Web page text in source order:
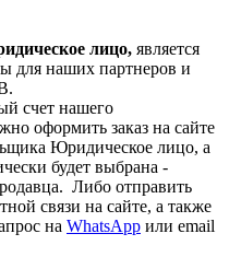
лицо, является
для наших партнеров и
счет нашего
оформить заказ на сайте
Юридическое лицо, а
будет выбрана -
Либо отправить
связи на сайте, а также
на WhatsApp или email